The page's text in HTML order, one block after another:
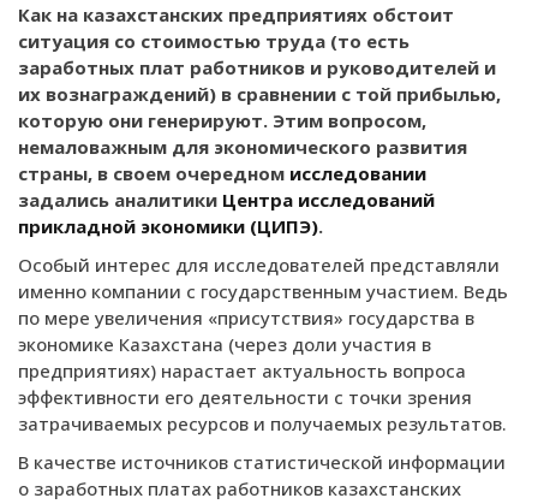
Как на казахстанских предприятиях обстоит
ситуация со стоимостью труда (то есть
заработных плат работников и руководителей и
их вознаграждений) в сравнении с той прибылью,
которую они генерируют. Этим вопросом,
немаловажным для экономического развития
страны, в своем очередном исследовании
задались аналитики Центра исследований
прикладной экономики (ЦИПЭ).
Особый интерес для исследователей представляли
именно компании с государственным участием. Ведь
по мере увеличения «присутствия» государства в
экономике Казахстана (через доли участия в
предприятиях) нарастает актуальность вопроса
эффективности его деятельности с точки зрения
затрачиваемых ресурсов и получаемых результатов.
В качестве источников статистической информации
о заработных платах работников казахстанских